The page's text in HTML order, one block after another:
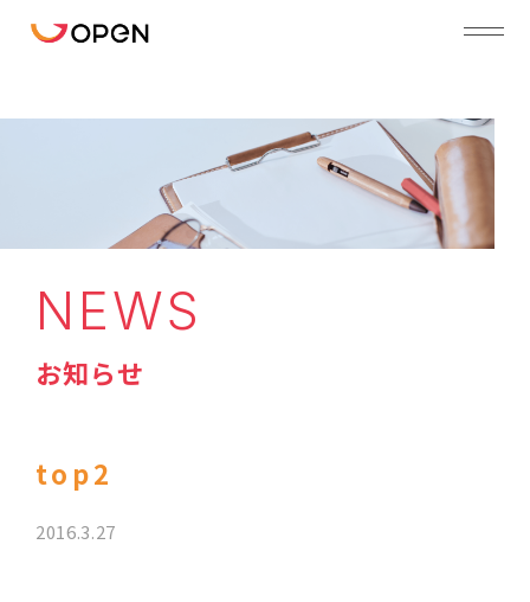
NEWS
お知らせ
top2
2016.3.27